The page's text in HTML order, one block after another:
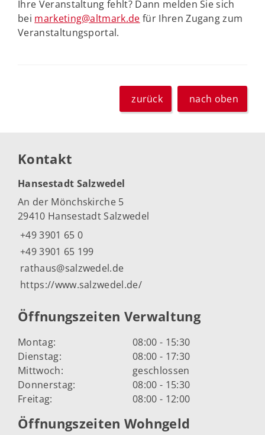
Ihre Veranstaltung fehlt? Dann melden Sie sich
bei marketing@altmark.de für Ihren Zugang zum
Veranstaltungsportal.
zurück nach oben
Kontakt
Hansestadt Salzwedel
An der Mönchskirche 5
29410 Hansestadt Salzwedel
+49 3901 65 0
+49 3901 65 199
rathaus@salzwedel.de
https://www.salzwedel.de/
Öffnungszeiten Verwaltung
Montag:
08:00 - 15:30
Dienstag:
08:00 - 17:30
Mittwoch:
geschlossen
Donnerstag:
08:00 - 15:30
Freitag:
08:00 - 12:00
Öffnungszeiten Wohngeld